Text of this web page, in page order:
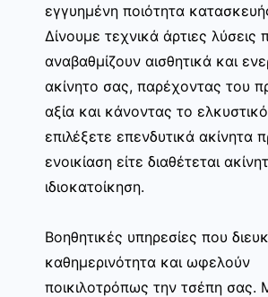
εγγυημένη ποιότητα
Δίνουμε τεχνικά άρτιες λύσεις
αναβαθμίζουν αισθητικά και
ακίνητο σας, παρέχοντας του
αξία και κάνοντας το ελκυστικό
επιλέξετε επενδυτικά ακίνητα
ενοικίαση είτε διαθέτεται
ιδιοκατοίκηση.
Βοηθητικές υπηρεσίες που
καθημερινότητα και ωφελούν
ποικιλοτρόπως την τσέπη σας.